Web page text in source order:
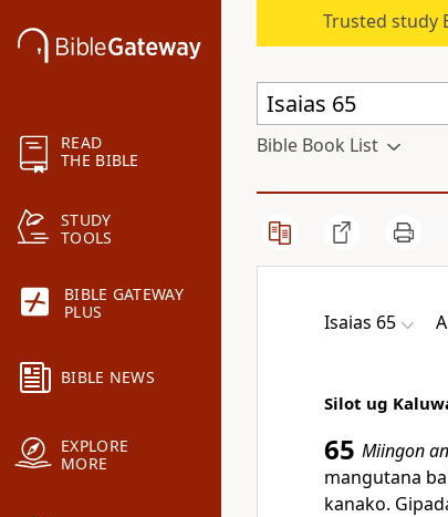
READ
THE BIBLE
STUDY
TOOLS
BIBLE GATEWAY
PLUS
BIBLE NEWS
EXPLORE
MORE
Trusted study
Bible Book List
Isaias 65
Silot ug
65 Miingon
mangutana
kanako.